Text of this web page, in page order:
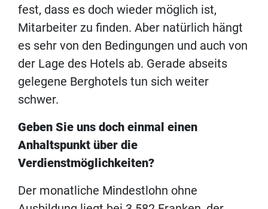
fest, dass es doch wieder möglich ist,
Mitarbeiter zu finden. Aber natürlich hängt
es sehr von den Bedingungen und auch von
der Lage des Hotels ab. Gerade abseits
gelegene Berghotels tun sich weiter
schwer.
Geben Sie uns doch einmal einen
Anhaltspunkt über die
Verdienstmöglichkeiten?
Der monatliche Mindestlohn ohne